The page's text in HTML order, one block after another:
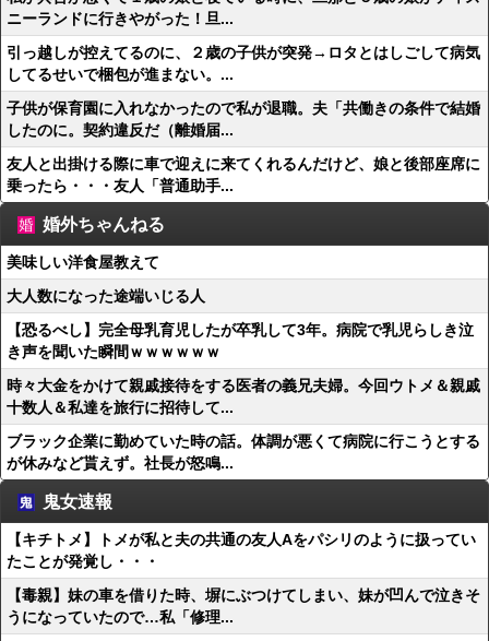
ニーランドに行きやがった！旦...
引っ越しが控えてるのに、２歳の子供が突発→ロタとはしごして病気
してるせいで梱包が進まない。...
子供が保育園に入れなかったので私が退職。夫「共働きの条件で結婚
したのに。契約違反だ（離婚届...
友人と出掛ける際に車で迎えに来てくれるんだけど、娘と後部座席に
乗ったら・・・友人「普通助手...
婚外ちゃんねる
美味しい洋食屋教えて
大人数になった途端いじる人
【恐るべし】完全母乳育児したが卒乳して3年。病院で乳児らしき泣
き声を聞いた瞬間ｗｗｗｗｗｗ
時々大金をかけて親戚接待をする医者の義兄夫婦。今回ウトメ＆親戚
十数人＆私達を旅行に招待して...
ブラック企業に勤めていた時の話。体調が悪くて病院に行こうとする
が休みなど貰えず。社長が怒鳴...
鬼女速報
【キチトメ】トメが私と夫の共通の友人Aをパシリのように扱ってい
たことが発覚し・・・
【毒親】妹の車を借りた時、塀にぶつけてしまい、妹が凹んで泣きそ
うになっていたので…私「修理...